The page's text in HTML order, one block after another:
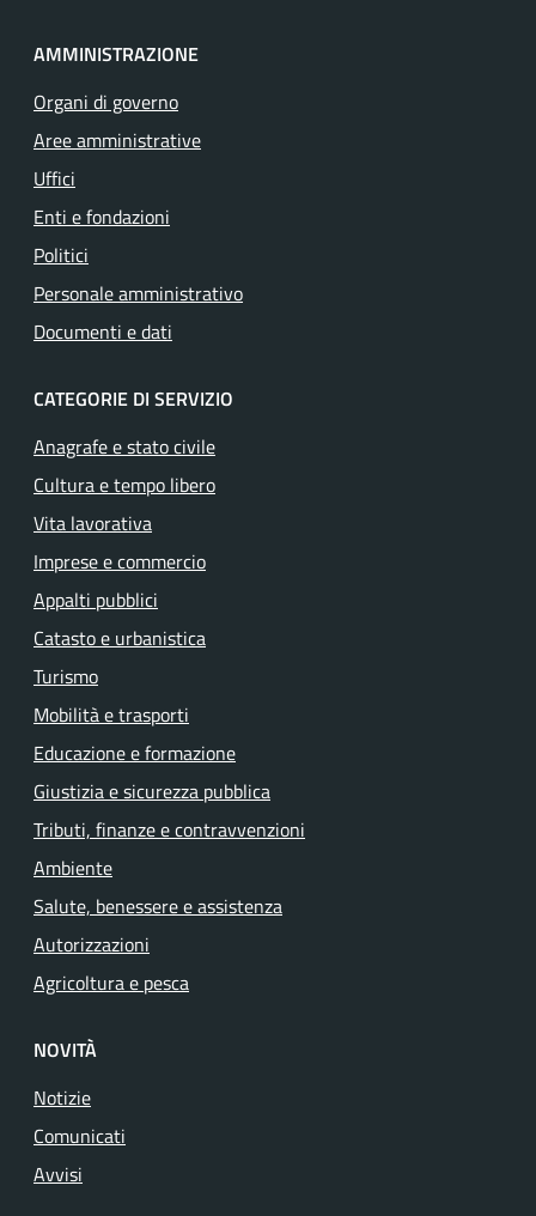
AMMINISTRAZIONE
Organi di governo
Aree amministrative
Uffici
Enti e fondazioni
Politici
Personale amministrativo
Documenti e dati
CATEGORIE DI SERVIZIO
Anagrafe e stato civile
Cultura e tempo libero
Vita lavorativa
Imprese e commercio
Appalti pubblici
Catasto e urbanistica
Turismo
Mobilità e trasporti
Educazione e formazione
Giustizia e sicurezza pubblica
Tributi, finanze e contravvenzioni
Ambiente
Salute, benessere e assistenza
Autorizzazioni
Agricoltura e pesca
NOVITÀ
Notizie
Comunicati
Avvisi